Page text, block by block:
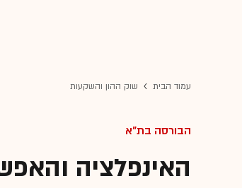
עמוד הבית שוק ההון והשקעות
הבורסה בת"א
האינפלציה